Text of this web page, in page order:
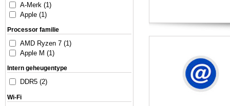
A-Merk (1)
Apple (1)
Processor familie
AMD Ryzen 7 (1)
Apple M (1)
Intern geheugentype
DDR5 (2)
Wi-Fi